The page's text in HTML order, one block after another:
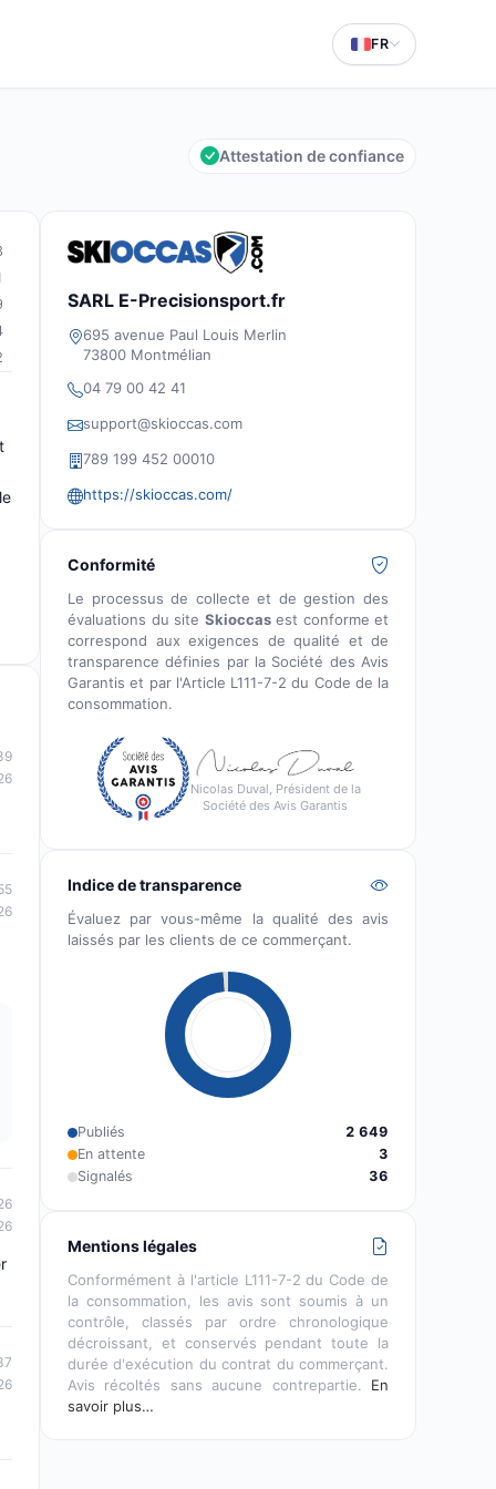
FR
Attestation de confiance
SARL E-Precisionsport.fr
695 avenue Paul Louis Merlin
73800 Montmélian
04 79 00 42 41
support@skioccas.com
789 199 452 00010
https://skioccas.com/
Conformité
Le processus de collecte et de gestion des
évaluations du site Skioccasest conforme et
correspond aux exigences de qualité et de
transparence définies par la Société des Avis
Garantis et par l'Article L111-7-2 du Code de la
consommation.
Nicolas Duval, Président de la
Société des Avis Garantis
Indice de transparence
Évaluez par vous-même la qualité des avis
laissés par les clients de ce commerçant.
Publiés
2 649
En attente
3
Signalés
36
Mentions légales
Conformément à l'article L111-7-2 du Code de
la consommation, les avis sont soumis à un
contrôle, classés par ordre chronologique
décroissant, et conservés pendant toute la
durée d'exécution du contrat du commerçant.
Avis récoltés sans aucune contrepartie. En
savoir plus…